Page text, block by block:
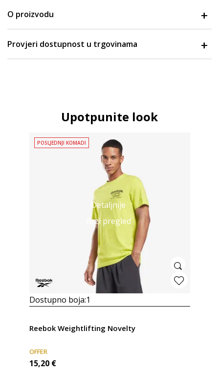
O proizvodu
Provjeri dostupnost u trgovinama
Upotpunite look
Detaljnije
Brzi pregled
POSLJEDNJI KOMADI
Dostupno boja:1
Reebok Weightlifting Novelty
OFFER
15,20 €